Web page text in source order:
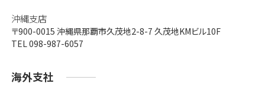
沖縄支店
〒900-0015 沖縄県那覇市久茂地2-8-7 久茂地KMビル10F
TEL 098-987-6057
海外支社